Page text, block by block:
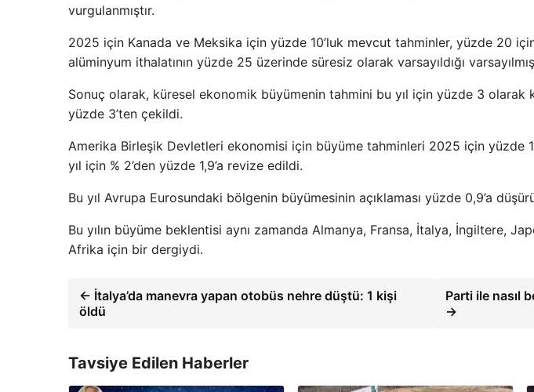
vurgulanmıştır.
2025 için Kanada ve Meksika için yüzde 10’luk mevcut tahminler, yüzde 20
alüminyum ithalatının yüzde 25 üzerinde süresiz olarak varsayıldığı
Sonuç olarak, küresel ekonomik büyümenin tahmini bu yıl için yüzde 3 olarak
yüzde 3’ten çekildi.
Amerika Birleşik Devletleri ekonomisi için büyüme tahminleri 2025 için yüzde
yıl için % 2’den yüzde 1,9’a revize edildi.
Bu yıl Avrupa Eurosundaki bölgenin büyümesinin açıklaması yüzde 0,9’a
Bu yılın büyüme beklentisi aynı zamanda Almanya, Fransa, İtalya, İngiltere,
Afrika için bir dergiydi.
← İtalya’da manevra yapan otobüs nehre düştü: 1 kişi
öldü
Parti ile nasıl
→
Tavsiye Edilen Haberler